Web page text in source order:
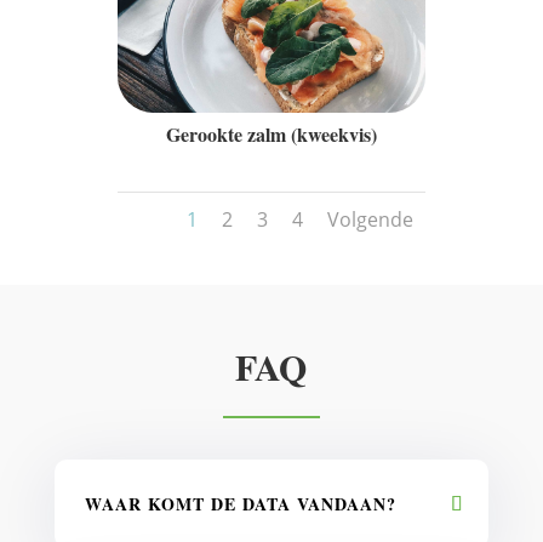
Gerookte zalm (kweekvis)
1 2 3 4 Volgende
FAQ
WAAR KOMT DE DATA VANDAAN?